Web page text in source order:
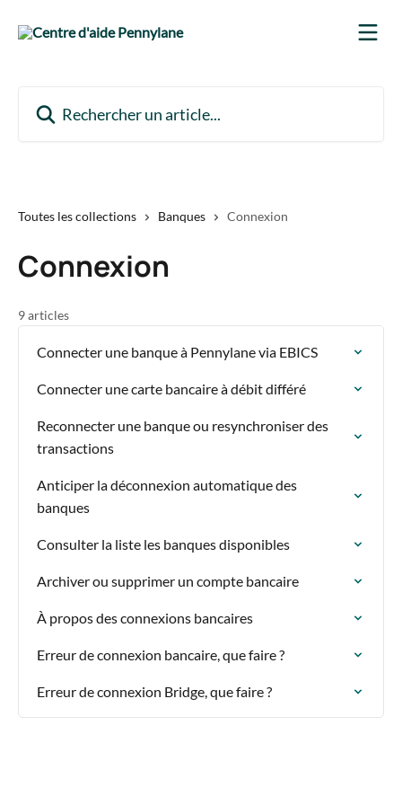
Toutes les collections Banques Connexion
Connexion
9 articles
Connecter une banque à Pennylane via EBICS
Connecter une carte bancaire à débit différé
Reconnecter une banque ou resynchroniser des
transactions
Anticiper la déconnexion automatique des
banques
Consulter la liste les banques disponibles
Archiver ou supprimer un compte bancaire
À propos des connexions bancaires
Erreur de connexion bancaire, que faire ?
Erreur de connexion Bridge, que faire ?